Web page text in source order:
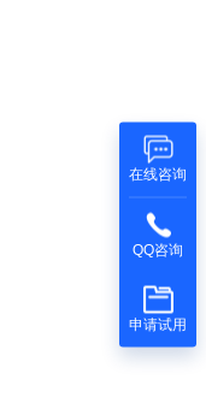
在线咨询
QQ咨询
申请试用